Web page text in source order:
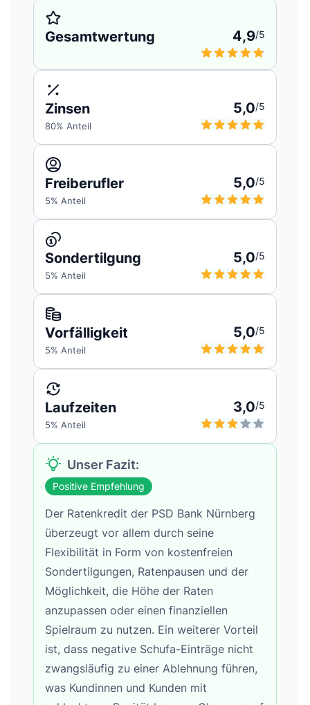
Gesamtwertung 4,9/5
Zinsen 5,0/5
80% Anteil
Freiberufler 5,0/5
5% Anteil
Sondertilgung 5,0/5
5% Anteil
Vorfälligkeit 5,0/5
5% Anteil
Laufzeiten 3,0/5
5% Anteil
Unser Fazit:
Positive Empfehlung
Der Ratenkredit der PSD Bank Nürnberg
überzeugt vor allem durch seine
Flexibilität in Form von kostenfreien
Sondertilgungen, Ratenpausen und der
Möglichkeit, die Höhe der Raten
anzupassen oder einen finanziellen
Spielraum zu nutzen. Ein weiterer Vorteil
ist, dass negative Schufa-Einträge nicht
zwangsläufig zu einer Ablehnung führen,
was Kundinnen und Kunden mit